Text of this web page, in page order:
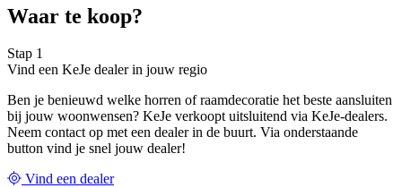
Waar te koop?
Stap 1
Vind een KeJe dealer in jouw regio
Ben je benieuwd welke horren of raamdecoratie het beste aansluiten
bij jouw woonwensen? KeJe verkoopt uitsluitend via KeJe-dealers.
Neem contact op met een dealer in de buurt. Via onderstaande
button vind je snel jouw dealer!
Vind een dealer